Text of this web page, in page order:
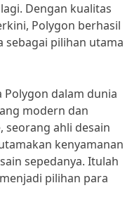
Dengan kualitas
Polygon berhasil
sebagai pilihan utama
Polygon dalam dunia
modern dan
seorang ahli desain
kenyamanan
sepedanya. Itulah
pilihan para